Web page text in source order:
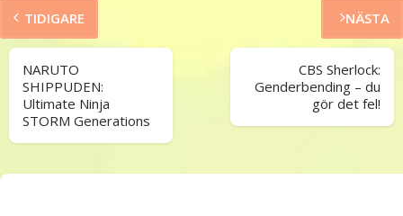
TIDIGARE
NARUTO
SHIPPUDEN:
Ultimate Ninja
STORM Generations
NÄSTA
CBS Sherlock:
Genderbending – du
gör det fel!